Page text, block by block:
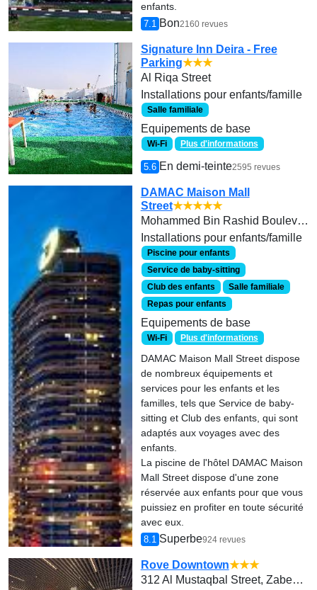
enfants.
7.1 Bon2160 revues
Signature Inn Deira - Free
Parking★★★
Al Riqa Street
Installations pour enfants/famille
Salle familiale
Equipements de base
Wi-Fi Plus d'informations
5.6 En demi-teinte2595 revues
DAMAC Maison Mall
Street★★★★★
Mohammed Bin Rashid Boulevard
Installations pour enfants/famille
Piscine pour enfants
Service de baby-sitting
Club des enfants
Salle familiale
Repas pour enfants
Equipements de base
Wi-Fi Plus d'informations
DAMAC Maison Mall Street dispose
de nombreux équipements et
services pour les enfants et les
familles, tels que Service de baby-
sitting et Club des enfants, qui sont
adaptés aux voyages avec des
enfants.
La piscine de l'hôtel DAMAC Maison
Mall Street dispose d'une zone
réservée aux enfants pour que vous
puissiez en profiter en toute sécurité
avec eux.
8.1 Superbe924 revues
Rove Downtown★★★
312 Al Mustaqbal Street, Zabeel 2